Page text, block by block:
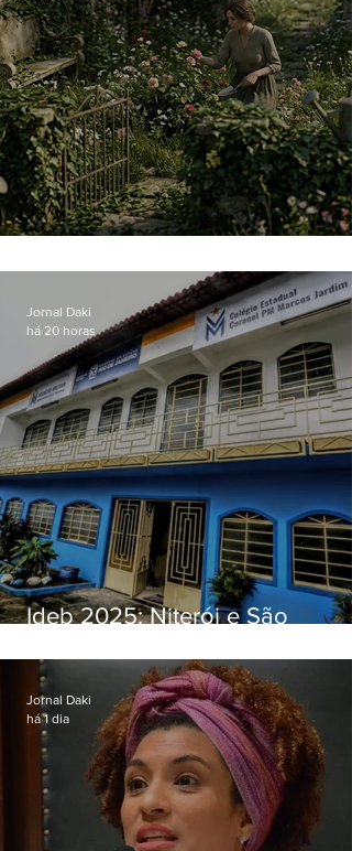
Ideb 2025: Niterói e São
distintos no ensino médio; veja
Jornal Daki
há 20 horas
Jornal Daki
há 1 dia